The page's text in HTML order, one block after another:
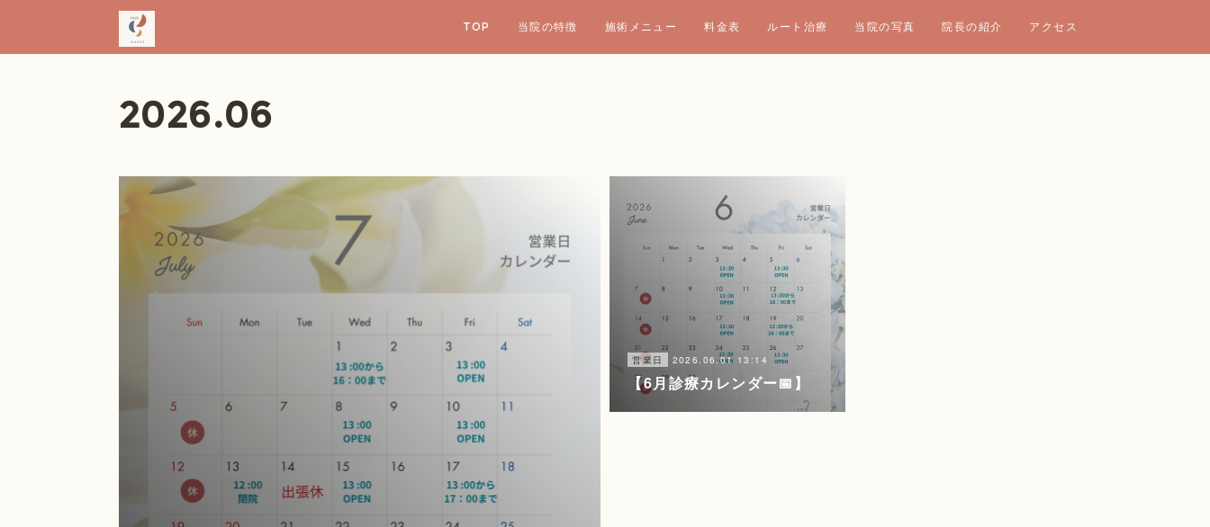
TOP 当院の特徴 施術メニュー 料金表 ルート治療 当院の写真 院長の紹介 アクセス
2026.06
営業日 2026.06.01 13:14
【6月診療カレンダー📅】